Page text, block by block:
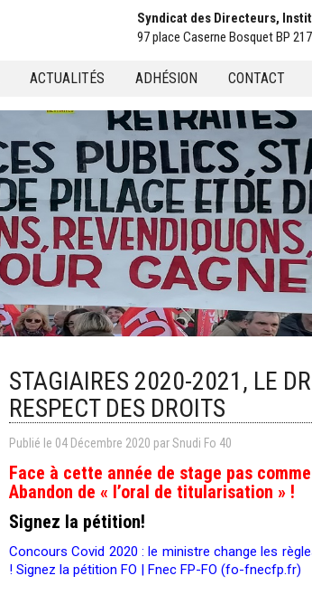
Syndicat des Directeurs,
97 place Caserne Bosquet BP
ACTUALITÉS ADHÉSION CONTACT
STAGIAIRES 2020-2021, LE
RESPECT DES DROITS
Publié le 04 Décembre 2020 par Snudi Fo 40
Face à cette année de stage pas
Abandon de « l’oral de titularisation » !
Signez la pétition!
Concours Covid 2020 : le ministre change les
! Signez la pétition FO | Fnec FP-FO (fo-fnecfp.fr)